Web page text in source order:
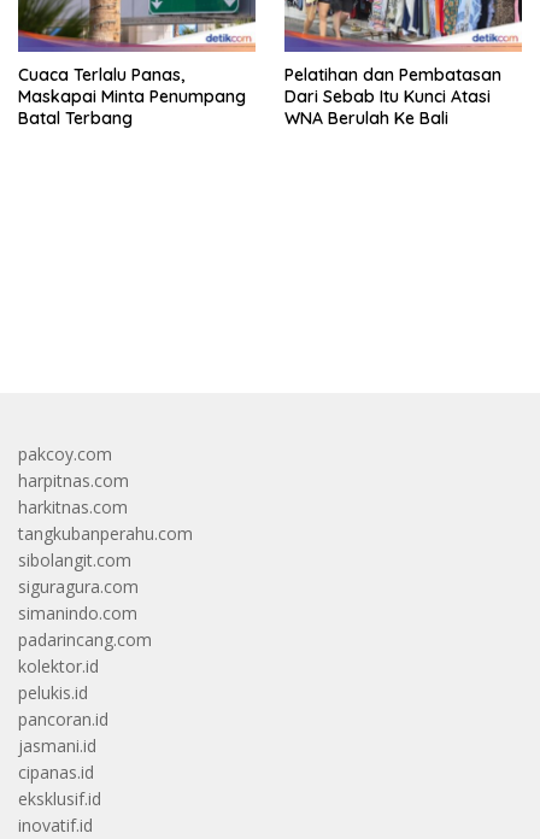
Cuaca Terlalu Panas,
Maskapai Minta Penumpang
Batal Terbang
Pelatihan dan Pembatasan
Dari Sebab Itu Kunci Atasi
WNA Berulah Ke Bali
pakcoy.com
harpitnas.com
harkitnas.com
tangkubanperahu.com
sibolangit.com
siguragura.com
simanindo.com
padarincang.com
kolektor.id
pelukis.id
pancoran.id
jasmani.id
cipanas.id
eksklusif.id
inovatif.id